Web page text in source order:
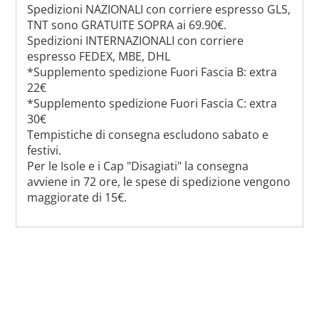
Spedizioni NAZIONALI con corriere espresso GLS,
TNT sono GRATUITE SOPRA ai 69.90€.
Spedizioni INTERNAZIONALI con corriere
espresso FEDEX, MBE, DHL
*Supplemento spedizione Fuori Fascia B: extra
22€
*Supplemento spedizione Fuori Fascia C: extra
30€
Tempistiche di consegna escludono sabato e
festivi.
Per le Isole e i Cap "Disagiati" la consegna
avviene in 72 ore, le spese di spedizione vengono
maggiorate di 15€.